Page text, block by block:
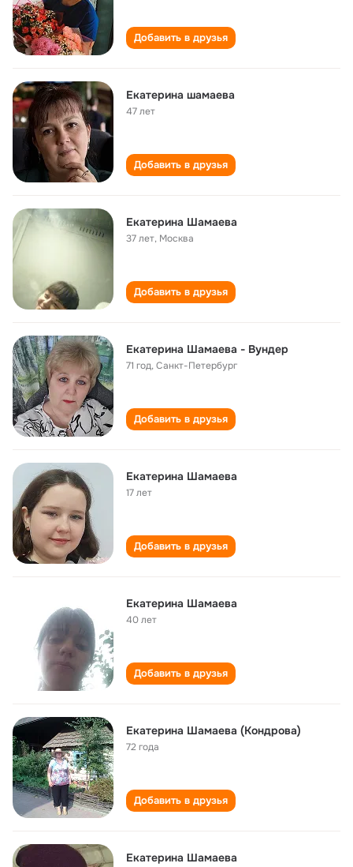
Добавить в друзья
Екатерина шамаева
47 лет
Добавить в друзья
Екатерина Шамаева
37 лет, Москва
Добавить в друзья
Екатерина Шамаева - Вундер
71 год,Санкт-Петербург
Добавить в друзья
Екатерина Шамаева
17 лет
Добавить в друзья
Екатерина Шамаева
40 лет
Добавить в друзья
Екатерина Шамаева (Кондрова)
72 года
Добавить в друзья
Екатерина Шамаева